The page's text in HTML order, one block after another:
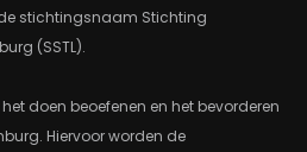
stichtingsnaam Stichting
(SSTL).
doen beoefenen en het bevorderen
Hiervoor worden de